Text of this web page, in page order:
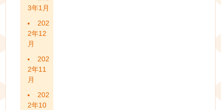
3年1月
202
2年12
月
202
2年11
月
202
2年10